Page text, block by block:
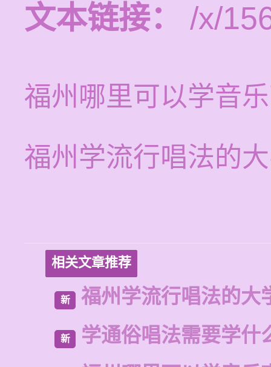
文本链接：
/x/
福州哪里可以学音
福州学流行唱法的
相关文章推荐
新 福州学流行唱法的大
新
学通俗唱法需要学什